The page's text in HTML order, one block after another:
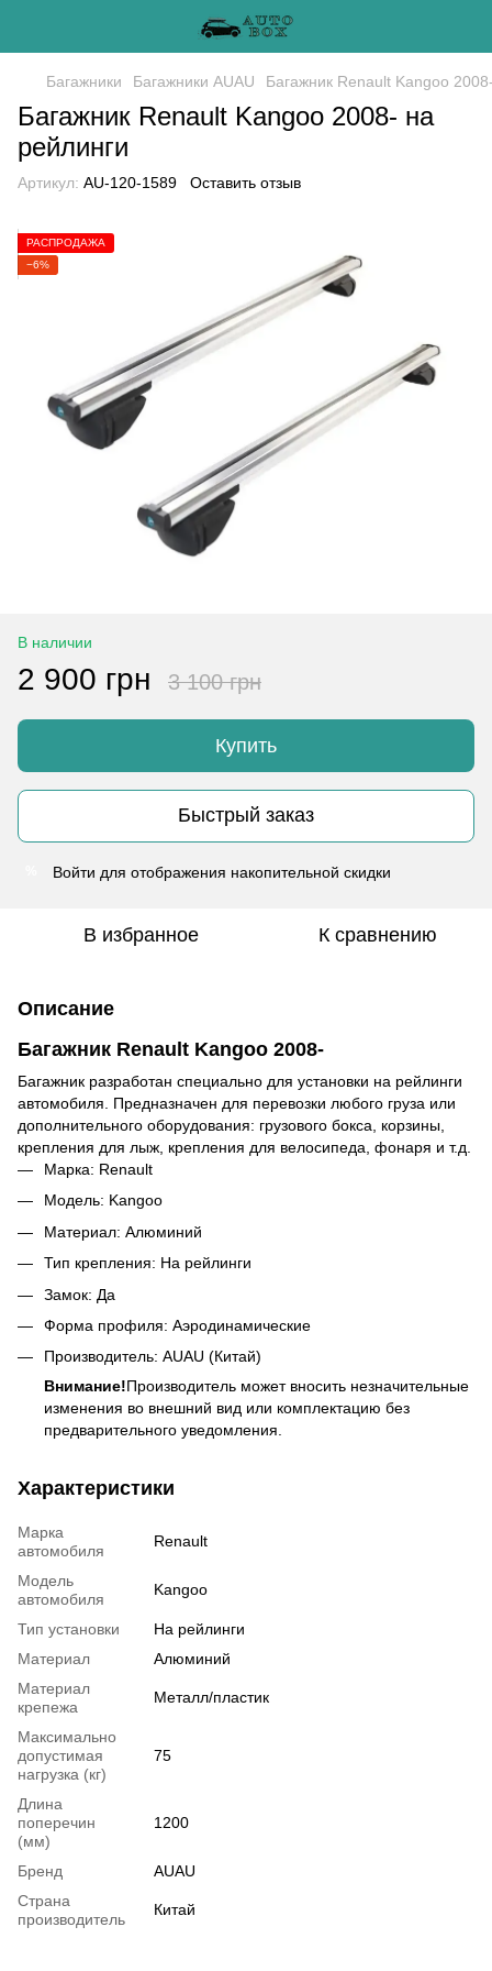
Багажники Багажники AUAU Багажник Renault Kangoo
Багажник Renault Kangoo 2008- на
рейлинги
Артикул: AU-120-1589 Оставить отзыв
РАСПРОДАЖА
−6%
В наличии
2 900 грн 3 100 грн
Купить
Быстрый заказ
Войти для отображения накопительной скидки
В избранное К сравнению
Описание
Багажник Renault Kangoo 2008-
Багажник разработан специально для установки на рейлинги
автомобиля. Предназначен для перевозки любого груза или
дополнительного оборудования: грузового бокса, корзины,
крепления для лыж, крепления для велосипеда, фонаря и т.д.
Марка: Renault
Модель: Kangoo
Материал: Алюминий
Тип крепления: На рейлинги
Замок: Да
Форма профиля: Аэродинамические
Производитель: AUAU (Китай)
Внимание!Производитель может вносить незначительные
изменения во внешний вид или комплектацию без
предварительного уведомления.
Характеристики
Марка
автомобиля
Renault
Модель
автомобиля
Kangoo
Тип установки
На рейлинги
Материал
Алюминий
Материал
крепежа
Металл/пластик
Максимально
допустимая
нагрузка (кг)
75
Длина
поперечин
(мм)
1200
Бренд
AUAU
Страна
производитель
Китай